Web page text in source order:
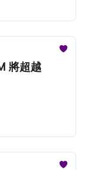
將超越